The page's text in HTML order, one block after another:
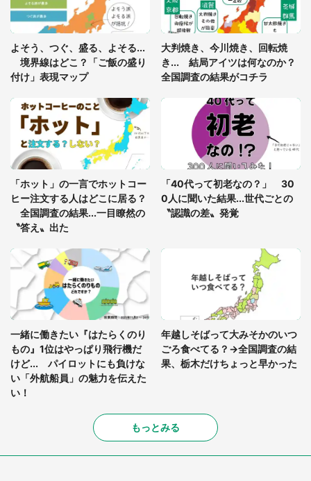
「閉所恐怖症の私は新幹線で大パニック。隣席の青
年に『手を繋いで』とお願いしたら...」 体験談に
8万人感動
知らぬおじいさんがわざわざ声をかけてきて（兵庫
県・30代女性）
「ゾワゾワする」「本当に気持ち悪い」 道端でバ
グっちゃってた〝野生の野菜〟に6.5万人戦慄
よそう、つぐ、盛る、よそる...
境界線はどこ？「ご飯の盛り
付け」表現マップ
大判焼き、今川焼き、回転焼
き... 結局アイツは何なのか？
全国調査の結果がコチラ
「ホット」の一言でホットコー
ヒー注文する人はどこに居る？
全国調査の結果...一目瞭然の
〝答え〟出た
「40代って初老なの？」 30
0人に聞いた結果...世代ごとの
〝認識の差〟発覚
一緒に働きたい『はたらくのり
もの』1位はやっぱり飛行機だ
けど... パイロットにも負けな
い「外航船員」の魅力を伝えた
い！
年越しそばって大みそかのいつ
ごろ食べてる？→全国調査の結
果、栃木だけちょっと早かった
もっとみる